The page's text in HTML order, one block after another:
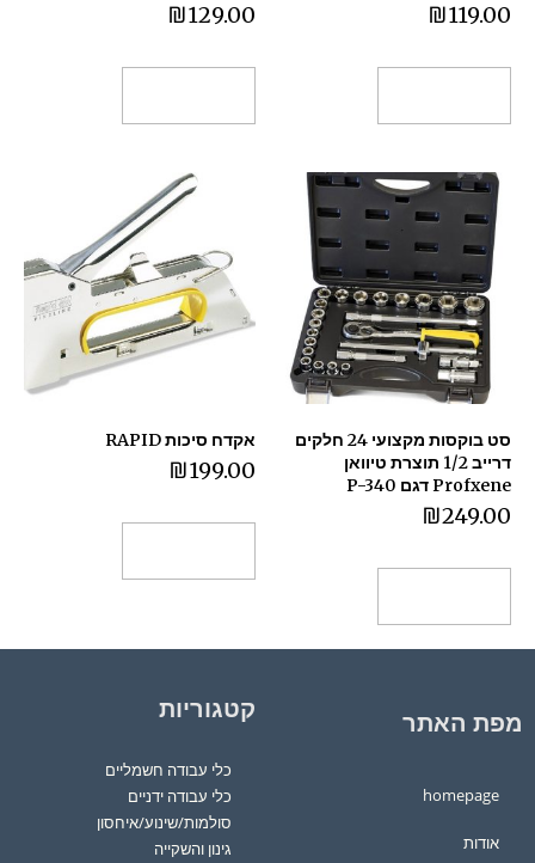
₪119.00
₪129.00
סט בוקסות מקצועי 24 חלקים
דרייב 1/2 תוצרת טיוואן
Profxene דגם P-340
₪249.00
אקדח סיכות RAPID
₪199.00
מפת האתר
homepage
אודות
קטגוריות
כלי עבודה חשמליים
כלי עבודה ידניים
סולמות/שינוע/איחסון
גינון והשקייה